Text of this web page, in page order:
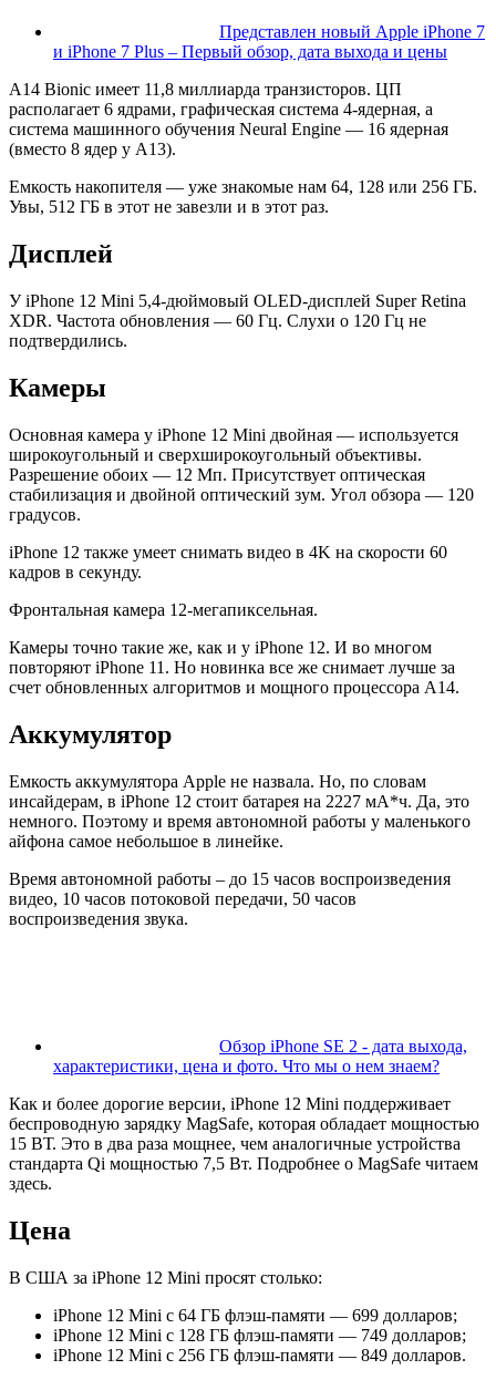
Представлен новый Apple iPhone 7
и iPhone 7 Plus – Первый обзор, дата выхода и цены
A14 Bionic имеет 11,8 миллиарда транзисторов. ЦП
располагает 6 ядрами, графическая система 4-ядерная, а
система машинного обучения Neural Engine — 16 ядерная
(вместо 8 ядер у A13).
Емкость накопителя — уже знакомые нам 64, 128 или 256 ГБ.
Увы, 512 ГБ в этот не завезли и в этот раз.
Дисплей
У iPhone 12 Mini 5,4-дюймовый OLED-дисплей Super Retina
XDR. Частота обновления — 60 Гц. Слухи о 120 Гц не
подтвердились.
Камеры
Основная камера у iPhone 12 Mini двойная — используется
широкоугольный и сверхширокоугольный объективы.
Разрешение обоих — 12 Мп. Присутствует оптическая
стабилизация и двойной оптический зум. Угол обзора — 120
градусов.
iPhone 12 также умеет снимать видео в 4K на скорости 60
кадров в секунду.
Фронтальная камера 12-мегапиксельная.
Камеры точно такие же, как и у iPhone 12. И во многом
повторяют iPhone 11. Но новинка все же снимает лучше за
счет обновленных алгоритмов и мощного процессора A14.
Аккумулятор
Емкость аккумулятора Apple не назвала. Но, по словам
инсайдерам, в iPhone 12 стоит батарея на 2227 мА*ч. Да, это
немного. Поэтому и время автономной работы у маленького
айфона самое небольшое в линейке.
Время автономной работы – до 15 часов воспроизведения
видео, 10 часов потоковой передачи, 50 часов
воспроизведения звука.
Обзор iPhone SE 2 - дата выхода,
характеристики, цена и фото. Что мы о нем знаем?
Как и более дорогие версии, iPhone 12 Mini поддерживает
беспроводную зарядку MagSafe, которая обладает мощностью
15 ВТ. Это в два раза мощнее, чем аналогичные устройства
стандарта Qi мощностью 7,5 Вт. Подробнее о MagSafe читаем
здесь.
Цена
В США за iPhone 12 Mini просят столько:
iPhone 12 Mini с 64 ГБ флэш-памяти — 699 долларов;
iPhone 12 Mini с 128 ГБ флэш-памяти — 749 долларов;
iPhone 12 Mini с 256 ГБ флэш-памяти — 849 долларов.